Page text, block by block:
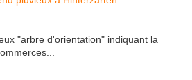
"arbre d'orientation" indiquant la